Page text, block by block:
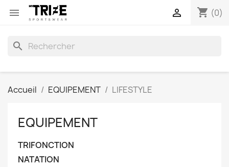
 shopping_cart (0)

search
Accueil EQUIPEMENT LIFESTYLE
EQUIPEMENT
TRIFONCTION
NATATION